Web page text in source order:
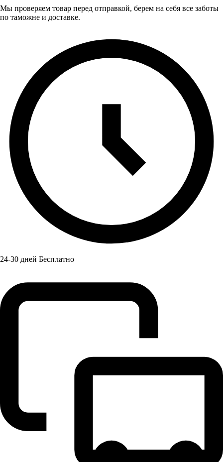
Мы проверяем товар перед отправкой, берем на себя все заботы
по таможне и доставке.
24-30 дней Бесплатно